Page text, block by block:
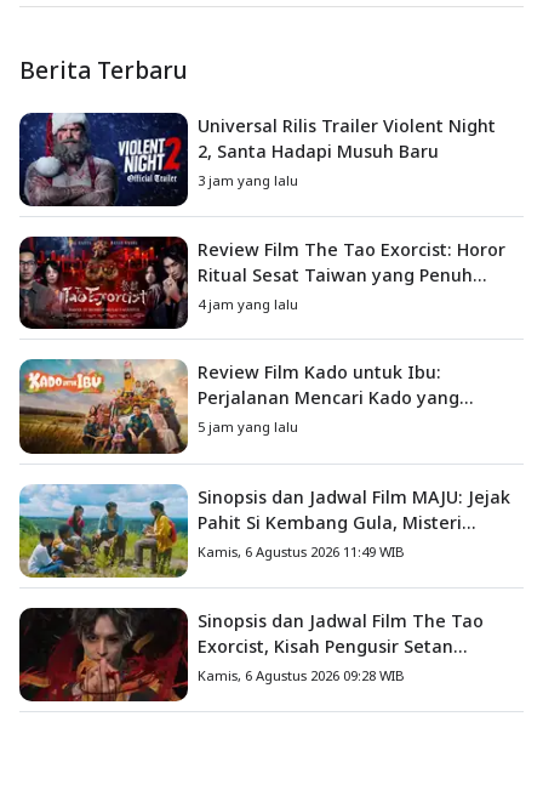
Berita Terbaru
Universal Rilis Trailer Violent Night
2, Santa Hadapi Musuh Baru
3 jam yang lalu
Review Film The Tao Exorcist: Horor
Ritual Sesat Taiwan yang Penuh
Misteri dan Teror Psikologis
4 jam yang lalu
Review Film Kado untuk Ibu:
Perjalanan Mencari Kado yang
Mengajarkan Arti Keluarga
5 jam yang lalu
Sinopsis dan Jadwal Film MAJU: Jejak
Pahit Si Kembang Gula, Misteri
Hilangnya Bagas di Lokasi Jambore
Kamis, 6 Agustus 2026 11:49 WIB
Sinopsis dan Jadwal Film The Tao
Exorcist, Kisah Pengusir Setan
Melawan Kutukan Mematikan
Kamis, 6 Agustus 2026 09:28 WIB